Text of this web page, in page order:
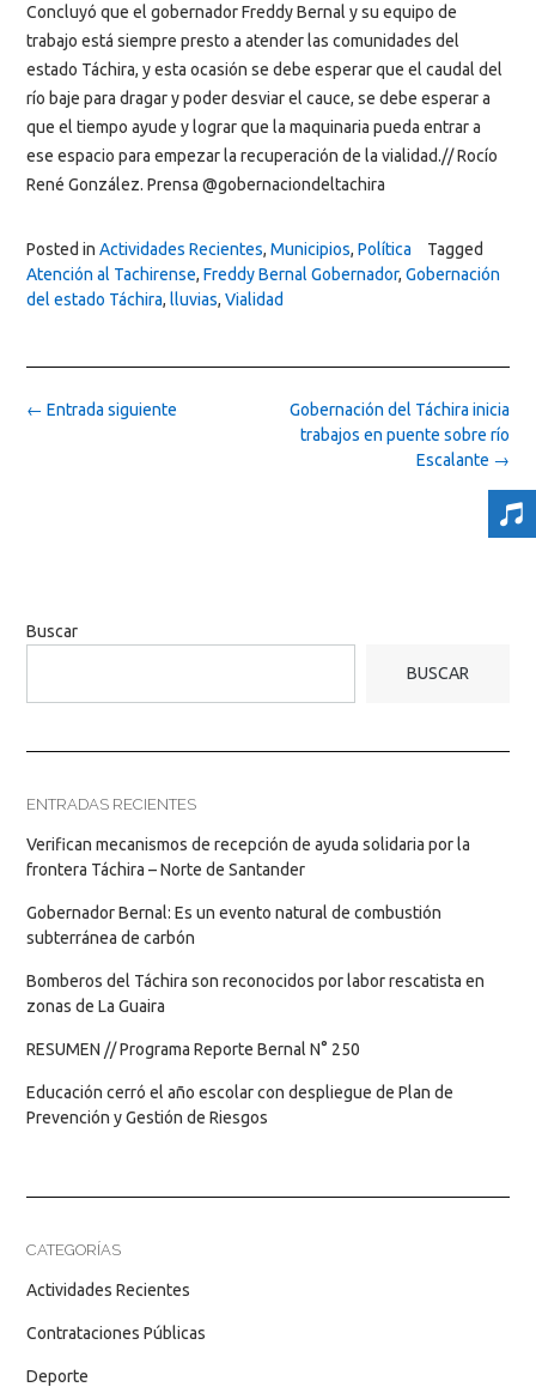
Concluyó que el gobernador Freddy Bernal y su equipo de
trabajo está siempre presto a atender las comunidades del
estado Táchira, y esta ocasión se debe esperar que el caudal del
río baje para dragar y poder desviar el cauce, se debe esperar a
que el tiempo ayude y lograr que la maquinaria pueda entrar a
ese espacio para empezar la recuperación de la vialidad.// Rocío
René González. Prensa @gobernaciondeltachira
Posted in Actividades Recientes, Municipios, Política
Tagged
Atención al Tachirense, Freddy Bernal Gobernador, Gobernación
del estado Táchira, lluvias, Vialidad
Post
Gobernación del Táchira inicia
trabajos en puente sobre río
Escalante →
← Entrada siguiente
Buscar
BUSCAR
ENTRADAS RECIENTES
Verifican mecanismos de recepción de ayuda solidaria por la
frontera Táchira – Norte de Santander
Gobernador Bernal: Es un evento natural de combustión
subterránea de carbón
Bomberos del Táchira son reconocidos por labor rescatista en
zonas de La Guaira
RESUMEN // Programa Reporte Bernal N° 250
Educación cerró el año escolar con despliegue de Plan de
Prevención y Gestión de Riesgos
CATEGORÍAS
Actividades Recientes
Contrataciones Públicas
Deporte